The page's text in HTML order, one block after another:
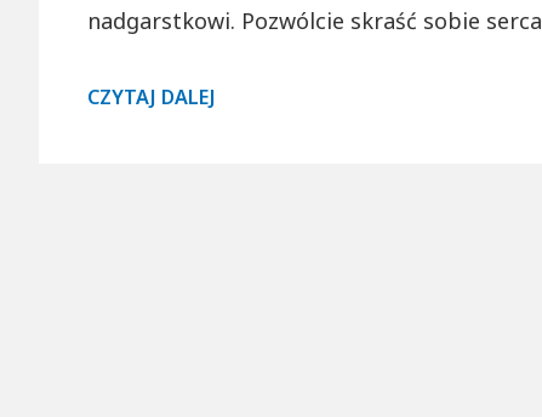
nadgarstkowi. Pozwólcie skraść sobie serca
CZYTAJ DALEJ